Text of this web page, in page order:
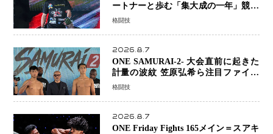
ートナーと歩む「集大成の一年」競技
生活を支える存在に感謝
格闘技
2026.8.7
ONE SAMURAI-2- 大会直前に起きた
計量の波紋 笠原弘希ら注目ファイタ
ーは契約体重で決戦へ、山本歩夢と平
格闘技
2026.8.7
ONE Friday Fights 165メイン＝スアキ